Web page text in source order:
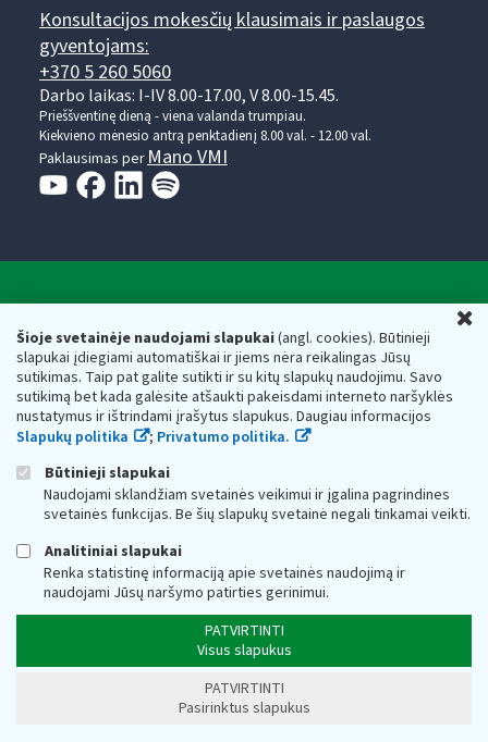
Šioje svetainėje naudojami slapukai(angl. cookies). Būtinieji
slapukai įdiegiami automatiškai ir jiems nėra reikalingas Jūsų
sutikimas. Taip pat galite sutikti ir su kitų slapukų naudojimu. Savo
sutikimą bet kada galėsite atšaukti pakeisdami interneto naršyklės
nustatymus ir ištrindami įrašytus slapukus. Daugiau informacijos
Slapukų politika
; Privatumo politika.
Būtinieji slapukai
Naudojami sklandžiam svetainės veikimui ir įgalina pagrindines
svetainės funkcijas. Be šių slapukų svetainė negali tinkamai veikti.
Analitiniai slapukai
Renka statistinę informaciją apie svetainės naudojimą ir
naudojami Jūsų naršymo patirties gerinimui.
PATVIRTINTI
Visus slapukus
PATVIRTINTI
Pasirinktus slapukus
Konsultacijos mokesčių klausimais ir paslaugos
gyventojams:
+370 5 260 5060
Darbo laikas: I-IV 8.00-17.00, V 8.00-15.45.
Prieššventinę dieną - viena valanda trumpiau.
Kiekvieno mėnesio antrą penktadienį 8.00 val. - 12.00 val.
Paklausimas per Mano VMI
Respublikos finansų ministerijos
Biudžetinė įstaiga. Juridinio asmens kodas — 188659752,
adresas: Vasario 16-osios g. 14, 01107 Vilnius, Lietuva, el.paštas:
vmi@vmi.lt, E. pristatymo dėžutės adresas 188659752
Duomenys apie Valstybinę mokesčių inspekciją prie Lietuvos
Respublikos finansų ministerijos kaupiami ir saugomi Juridinių